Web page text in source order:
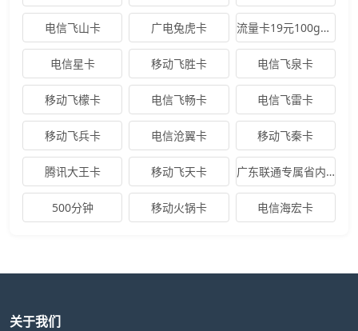
电信飞山卡 广电兔虎卡 流量卡19元100g全国通用
电信星卡 移动飞胜卡 电信飞泉卡
移动飞檬卡 电信飞畅卡 电信飞雷卡
移动飞兵卡 电信沧翼卡 移动飞秦卡
腾讯大王卡 移动飞天卡 广东联通专属省内卡
500分钟 移动火锅卡 电信海宏卡
关于我们